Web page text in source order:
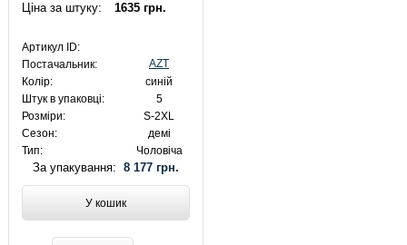
Ціна за штуку: 1635 грн.
Артикул ID:
Постачальник:
AZT
Колір:
синій
Штук в упаковці:
5
Розміри:
S-2XL
Сезон:
демі
Тип:
Чоловіча
За упакування: 8 177 грн.
У кошик